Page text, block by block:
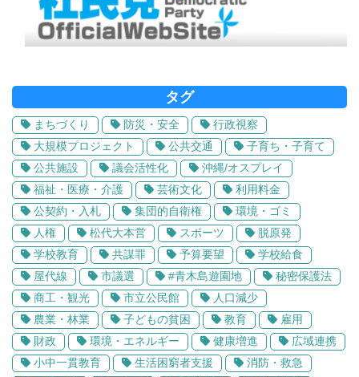
タグ
まちづくり 防災・安全
行政視察
大規模プロジェクト
公共交通
子育ち・子育て
公共施設
議会活性化
沖縄/オスプレイ
福祉・医療・介護
芸術文化
利用料金
公契約・入札
集団的自衛権
環境・ゴミ
人権
松代大本営 スポーツ
脱原発
学校教育
共謀罪 予算要望
学校給食
屋代線
市議選 #青木島遊園地
秘密保護法
商工・観光
市立公民館
人口減少
農業・林業
子どもの貧困 教育
雇用
財政
環境・エネルギー 健康増進
広域連携
小中一貫教育
生活困窮者支援
消防・救急